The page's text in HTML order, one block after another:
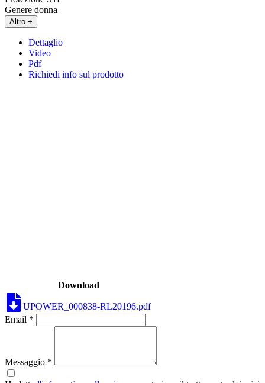
Genere donna
Altro +
Dettaglio
Video
Pdf
Richiedi info sul prodotto
Download
UPOWER_000838-RL20196.pdf
Email *
Messaggio *